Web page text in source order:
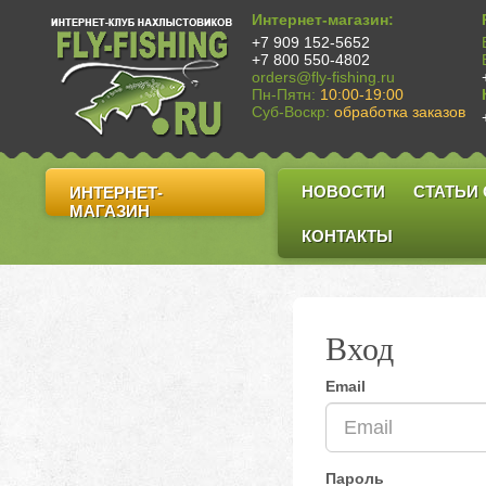
Интернет-магазин:
+7 909 152-5652
+7 800 550-4802
orders@fly-fishing.ru
Пн-Пятн: 10:00-19:00
Суб-Воскр: обработка заказов
ИНТЕРНЕТ-
МАГАЗИН
НОВОСТИ СТАТЬИ
КОНТАКТЫ
Вход
Email
Пароль